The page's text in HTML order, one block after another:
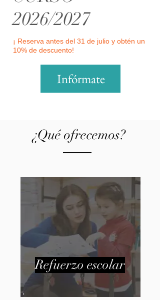
Infórmate
¡ Reserva antes del 31 de julio y obtén un
10% de descuento!
2026/2027
¿Qué ofrecemos?
Refuerzo escolar